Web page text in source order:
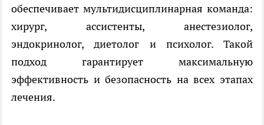
обеспечивает мультидисциплинарная команда:
хирург, ассистенты, анестезиолог,
эндокринолог, диетолог и психолог. Такой
подход гарантирует максимальную
эффективность и безопасность на всех этапах
лечения.